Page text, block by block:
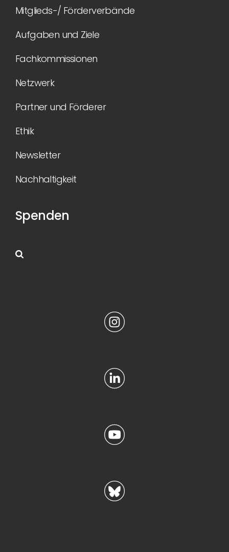
Mitglieds-/ Förderverbände
Aufgaben und Ziele
Fachkommissionen
Netzwerk
Partner und Förderer
Ethik
Newsletter
Nachhaltigkeit
Spenden